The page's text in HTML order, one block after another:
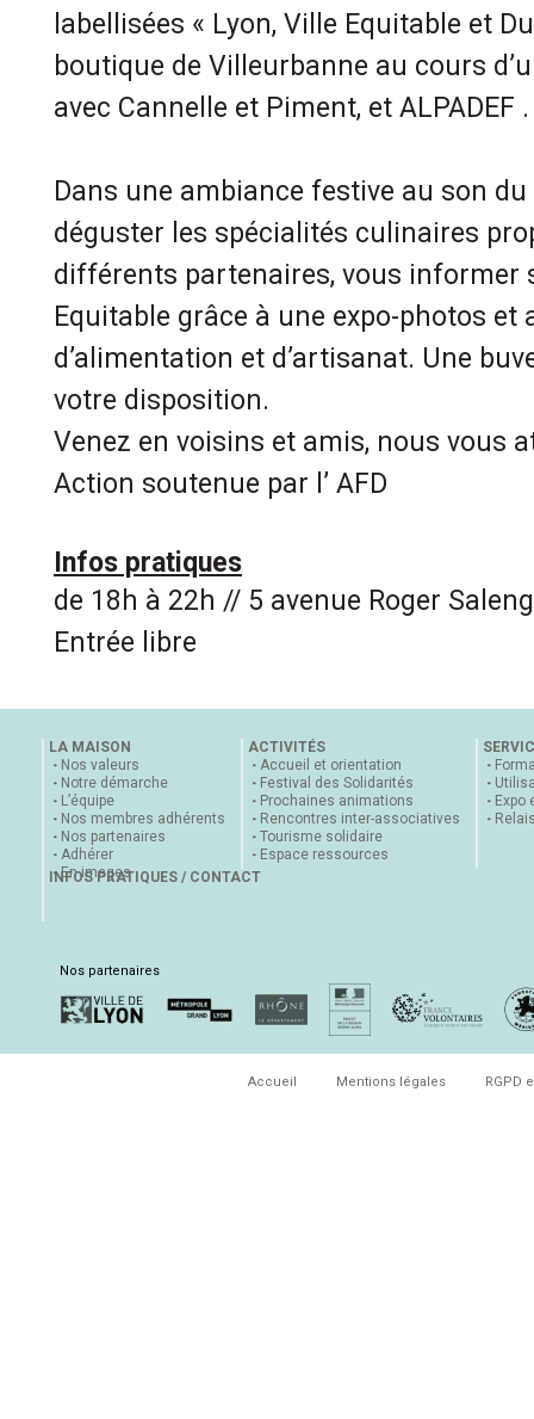
labellisées « Lyon, Ville Equitable et
boutique de Villeurbanne au cours
avec Cannelle et Piment, et ALPADEF .
Dans une ambiance festive au son
déguster les spécialités culinaires
différents partenaires, vous informer
Equitable grâce à une expo-photos
d’alimentation et d’artisanat. Une
votre disposition.
Venez en voisins et amis, nous vous
Action soutenue par l’ AFD
Infos pratiques
de 18h à 22h // 5 avenue Roger
Entrée libre
LA MAISON
Nos valeurs
Notre démarche
L’équipe
Nos membres adhérents
Nos partenaires
Adhérer
En images
ACTIVITÉS
Accueil et orientation
Festival des Solidarités
Prochaines animations
Rencontres inter-associatives
Tourisme solidaire
Espace ressources
Expo
INFOS PRATIQUES / CONTACT
Nos partenaires
Accueil Mentions légales RGPD